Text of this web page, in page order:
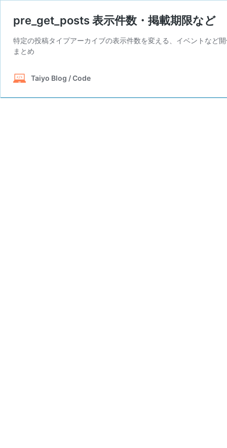
pre_get_posts 表示件数・掲載期限など
特定の投稿タイプアーカイブの表示件数を変える、イベントなど
まとめ
Taiyo Blog / Code